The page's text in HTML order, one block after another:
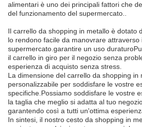
alimentari è uno dei principali fattori che
del funzionamento del supermercato..
Il carrello da shopping in metallo è dotato
lo rendono facile da manovrare attraverso
supermercato.garantire un uso
il carrello in giro per il negozio senza
esperienza di acquisto senza stress.
La dimensione del carrello da shopping in
personalizzabile per soddisfare le vostre
specifiche.Possiamo soddisfare le vostre
la taglia che meglio si adatta al tuo
garantendo così a tutti un'ottima
In sintesi, il nostro cesto da shopping in